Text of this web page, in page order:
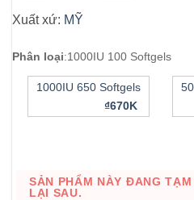
Xuất xứ: MỸ
Phân loại:1000IU 100 Softgels
1000IU 650 Softgels
₫670K
SẢN PHẨM NÀY ĐANG
LẠI SAU.